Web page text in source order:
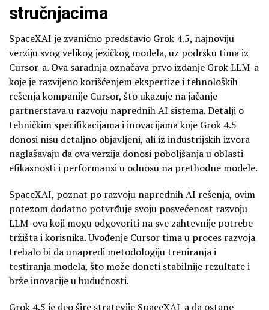
stručnjacima
SpaceXAI je zvanično predstavio Grok 4.5, najnoviju
verziju svog velikog jezičkog modela, uz podršku tima iz
Cursor-a. Ova saradnja označava prvo izdanje Grok LLM-a
koje je razvijeno korišćenjem ekspertize i tehnoloških
rešenja kompanije Cursor, što ukazuje na jačanje
partnerstava u razvoju naprednih AI sistema. Detalji o
tehničkim specifikacijama i inovacijama koje Grok 4.5
donosi nisu detaljno objavljeni, ali iz industrijskih izvora
naglašavaju da ova verzija donosi poboljšanja u oblasti
efikasnosti i performansi u odnosu na prethodne modele.
SpaceXAI, poznat po razvoju naprednih AI rešenja, ovim
potezom dodatno potvrđuje svoju posvećenost razvoju
LLM-ova koji mogu odgovoriti na sve zahtevnije potrebe
tržišta i korisnika. Uvođenje Cursor tima u proces razvoja
trebalo bi da unapredi metodologiju treniranja i
testiranja modela, što može doneti stabilnije rezultate i
brže inovacije u budućnosti.
Grok 4.5 je deo šire strategije SpaceXAI-a da ostane